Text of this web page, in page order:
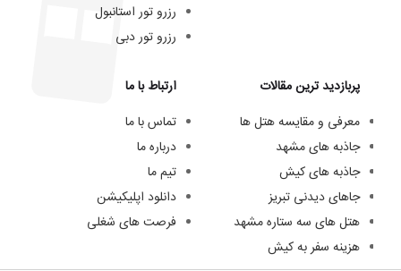
رزرو تور استانبول
رزرو تور دبی
پربازدید ترین مقالات
معرفی و مقایسه هتل ها
جاذبه های مشهد
جاذبه های کیش
جاهای دیدنی تبریز
هتل های سه ستاره مشهد
هزینه سفر به کیش
ارتباط با ما
تماس با ما
درباره ما
تیم ما
دانلود اپلیکیشن
فرصت های شغلی